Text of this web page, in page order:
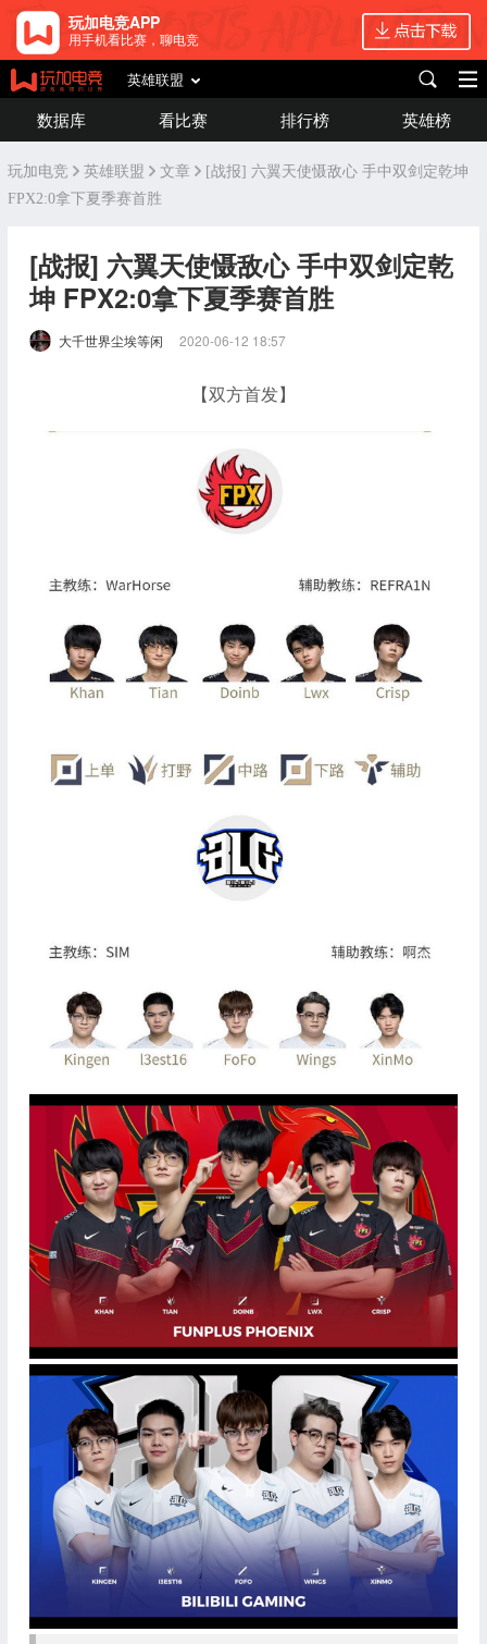
玩加电竞APP
用手机看比赛，聊电竞
英雄联盟
数据库 看比赛 排行榜 英雄榜
玩加电竞 英雄联盟 文章
[战报] 六翼天使慑敌心 手中双剑定乾坤
FPX2:0拿下夏季赛首胜
[战报] 六翼天使慑敌心 手中双剑定乾
坤 FPX2:0拿下夏季赛首胜
大千世界尘埃等闲 2020-06-12 18:57
【双方首发】